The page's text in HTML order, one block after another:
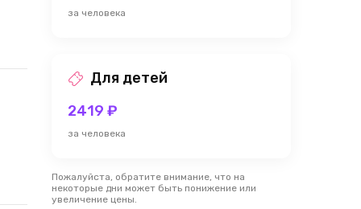
за человека
Для детей
2419 ₽
за человека
Пожалуйста, обратите внимание, что на
некоторые дни может быть понижение или
увеличение цены.